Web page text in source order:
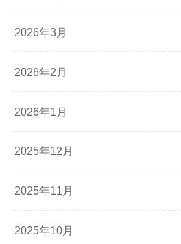
2026年3月
2026年2月
2026年1月
2025年12月
2025年11月
2025年10月